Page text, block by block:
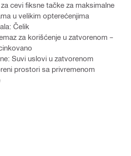
cevi fiksne tačke za maksimalne
u velikim opterećenjima
Čelik
za korišćenje u zatvorenom –
Suvi uslovi u zatvorenom
prostori sa privremenom